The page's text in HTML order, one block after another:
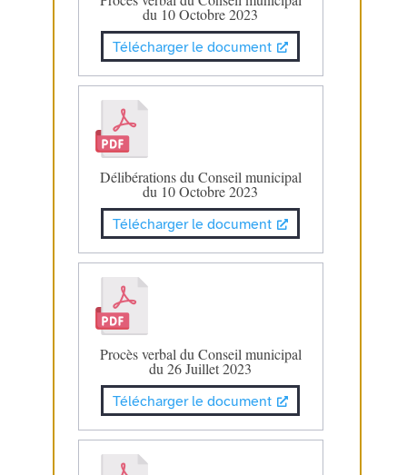
du 10 Octobre 2023
Télécharger le document
Délibérations du Conseil municipal
du 10 Octobre 2023
Télécharger le document
Procès verbal du Conseil municipal
du 26 Juillet 2023
Télécharger le document